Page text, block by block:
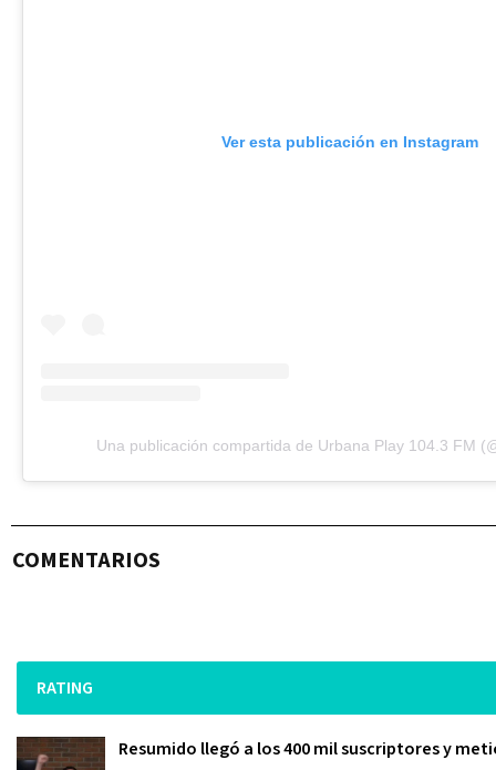
Ver esta publicación en Instagram
Una publicación compartida de Urbana Play 104.3 FM
COMENTARIOS
RATING
Resumido llegó a los 400 mil suscriptores y